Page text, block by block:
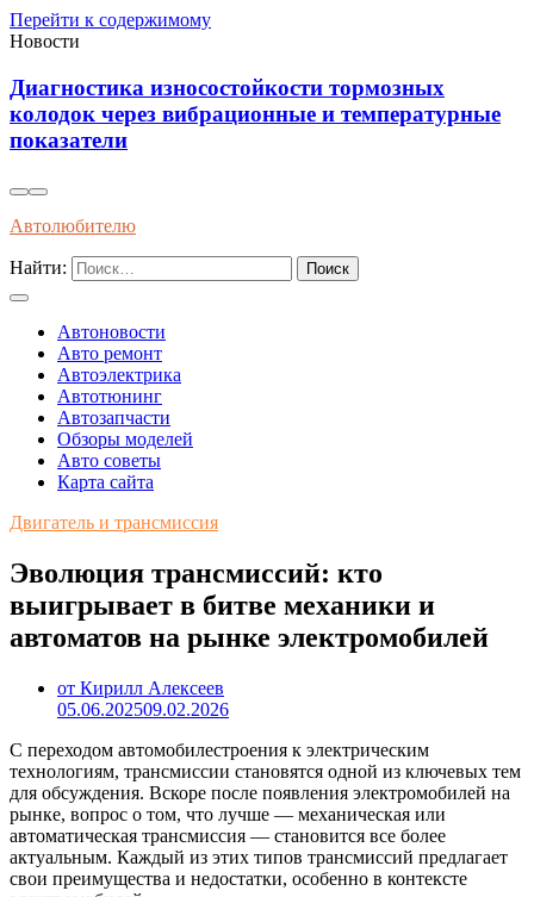
Перейти к содержимому
Новости
Диагностика износостойкости тормозных
колодок через вибрационные и температурные
показатели
Автолюбителю
Найти:
Автоновости
Авто ремонт
Автоэлектрика
Автотюнинг
Автозапчасти
Обзоры моделей
Авто советы
Карта сайта
Двигатель и трансмиссия
Эволюция трансмиссий: кто
выигрывает в битве механики и
автоматов на рынке электромобилей
от Кирилл Алексеев
05.06.202509.02.2026
С переходом автомобилестроения к электрическим
технологиям, трансмиссии становятся одной из ключевых тем
для обсуждения. Вскоре после появления электромобилей на
рынке, вопрос о том, что лучше — механическая или
автоматическая трансмиссия — становится все более
актуальным. Каждый из этих типов трансмиссий предлагает
свои преимущества и недостатки, особенно в контексте